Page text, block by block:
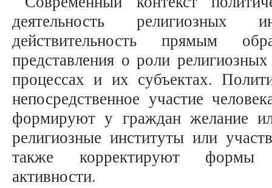
деятельность религиозных
действительность прямым
представления о роли
процессах и их субъектах.
непосредственное участие
формируют у граждан желание
религиозные институты или
также корректируют формы
активности.